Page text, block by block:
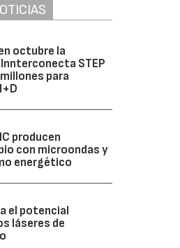
octubre la
STEP
para
producen
con microondas y
energético
el potencial
láseres de